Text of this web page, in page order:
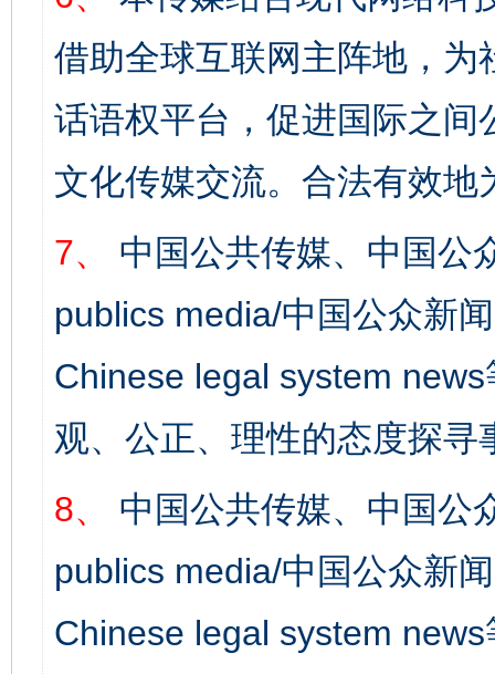
借助全球互联网主阵地，
话语权平台，促进国际之
文化传媒交流。合法有效地
7、
中国公共传媒、中国公
publics media/中国公众新
Chinese legal system
观、公正、理性的态度探寻
8、
中国公共传媒、中国公
publics media/中国公众新
Chinese legal system
完善运行机制助力责任有效落实 一纸欠